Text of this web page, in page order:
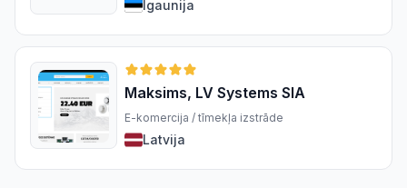
Igaunija
Maksims, LV Systems SIA
E-komercija / tīmekļa izstrāde
Latvija